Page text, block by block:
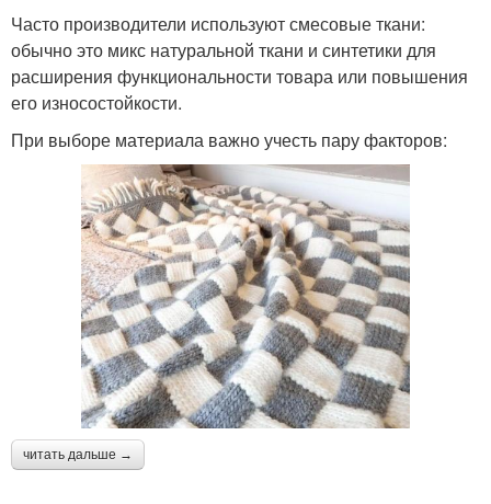
Часто производители используют смесовые ткани:
обычно это микс натуральной ткани и синтетики для
расширения функциональности товара или повышения
его износостойкости.
При выборе материала важно учесть пару факторов:
читать дальше →